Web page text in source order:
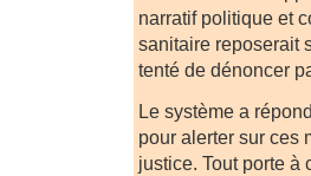
narratif politique et
sanitaire reposerait
tenté de dénoncer
Le système a
pour alerter sur ces
justice. Tout porte à